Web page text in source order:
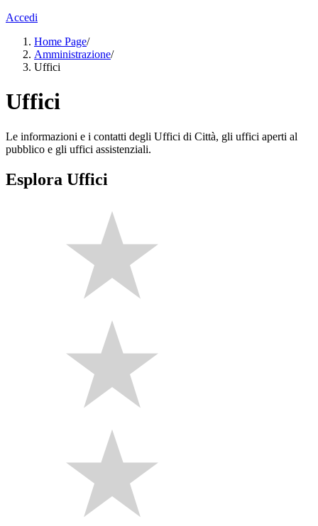
Accedi
Home Page/
Amministrazione/
Uffici
Uffici
Le informazioni e i contatti degli Uffici di Città, gli uffici aperti al
pubblico e gli uffici assistenziali.
Esplora Uffici